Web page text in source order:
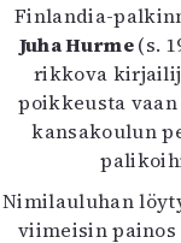
Finlandia-
Juha Hurme(s.
rikkova
poikkeusta
kansakoulun
Nimilauluhan
viimeisin painos